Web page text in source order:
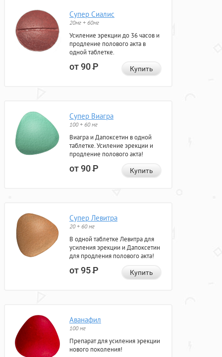
Супер Сиалис
20мг + 60мг
Усиление эрекции до 36 часов и
продление полового акта в
одной таблетке.
от 90Р Купить
Супер Виагра
100 + 60 мг
Виагра и Дапоксетин в одной
таблетке. Усиление эрекции и
продление полового акта!
от 90Р Купить
Супер Левитра
20 + 60 мг
В одной таблетке Левитра для
усиления эрекции и Дапоксетин
для продления полового акта!
от 95Р Купить
Аванафил
100 мг
Препарат для усиления эрекции
нового поколения!